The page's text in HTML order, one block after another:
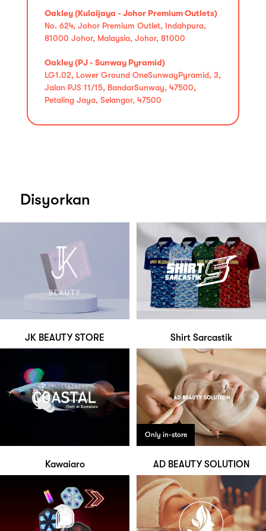
Oakley (Kulaijaya - Johor Premium Outlets)
No. 624, Johor Premium Outlet, Indahpura,
81000 Johor, Malaysia, Johor, 81000
Oakley (PJ - Sunway Pyramid)
LG1.02, Lower Ground OneSunwayPyramid, 3,
Jalan PJS 11/15, BandarSunway, 47500,
Petaling Jaya, Selangor, 47500
Disyorkan
JK BEAUTY STORE Shirt Sarcastik
Kawaiaro
Only in-store
AD BEAUTY SOLUTION